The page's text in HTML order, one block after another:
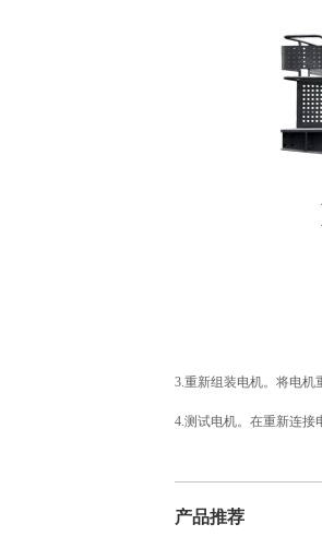
3.重新组装电机。将电机
4.测试电机。在重新连接
产品推荐